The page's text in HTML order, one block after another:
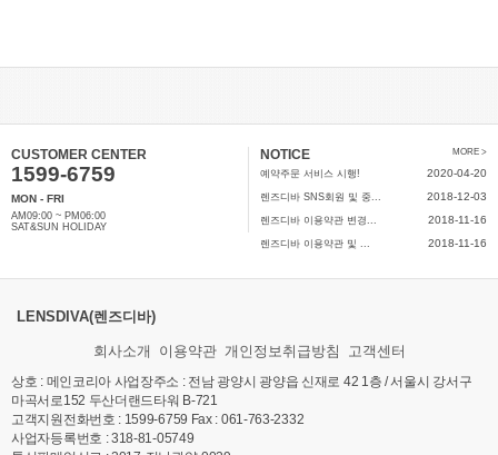
CUSTOMER CENTER
1599-6759
MON - FRI
AM09:00 ~ PM06:00
SAT&SUN HOLIDAY
NOTICE MORE >
예약주문 서비스 시행! 2020-04-20
렌즈디바 SNS회원 및 중... 2018-12-03
렌즈디바 이용약관 변경... 2018-11-16
렌즈디바 이용약관 및 ... 2018-11-16
LENSDIVA(렌즈디바)
회사소개 이용약관 개인정보취급방침 고객센터
상호 : 메인코리아 사업장주소 : 전남 광양시 광양읍 신재로 42 1층 / 서울시 강서구
마곡서로152 두산더랜드타워 B-721
고객지원전화번호 : 1599-6759 Fax : 061-763-2332
사업자등록번호 : 318-81-05749